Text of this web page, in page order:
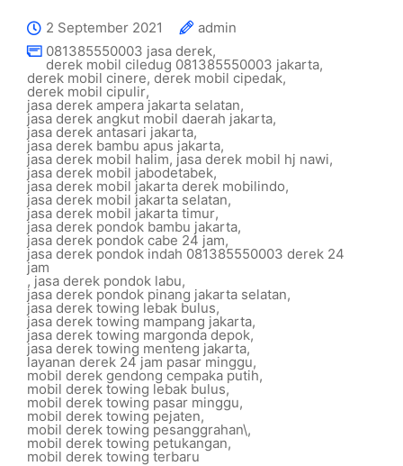
2 September 2021
admin
081385550003 jasa derek,
derek mobil ciledug 081385550003 jakarta,
derek mobil cinere, derek mobil cipedak,
derek mobil cipulir,
jasa derek ampera jakarta selatan,
jasa derek angkut mobil daerah jakarta,
jasa derek antasari jakarta,
jasa derek bambu apus jakarta,
jasa derek mobil halim, jasa derek mobil hj nawi,
jasa derek mobil jabodetabek,
jasa derek mobil jakarta derek mobilindo,
jasa derek mobil jakarta selatan,
jasa derek mobil jakarta timur,
jasa derek pondok bambu jakarta,
jasa derek pondok cabe 24 jam,
jasa derek pondok indah 081385550003 derek 24
jam
, jasa derek pondok labu,
jasa derek pondok pinang jakarta selatan,
jasa derek towing lebak bulus,
jasa derek towing mampang jakarta,
jasa derek towing margonda depok,
jasa derek towing menteng jakarta,
layanan derek 24 jam pasar minggu,
mobil derek gendong cempaka putih,
mobil derek towing lebak bulus,
mobil derek towing pasar minggu,
mobil derek towing pejaten,
mobil derek towing pesanggrahan\,
mobil derek towing petukangan,
mobil derek towing terbaru